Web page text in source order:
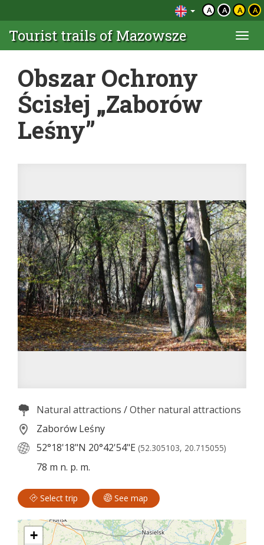
A A A A
Tourist trails of Mazowsze
Obszar Ochrony
Ścisłej „Zaborów
Leśny”
Natural attractions /Other natural attractions
Zaborów Leśny
52°18'18"N 20°42'54"E (52.305103, 20.715055)
78 m n. p. m.
Select trip See map
+